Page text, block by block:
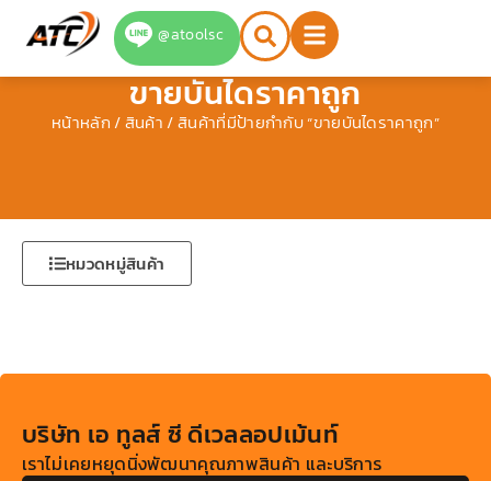
content
@atoolsc
ขายบันไดราคาถูก
หน้าหลัก /สินค้า / สินค้าที่มีป้ายกำกับ “ขายบันไดราคาถูก”
หมวดหมู่สินค้า
บริษัท เอ ทูลส์ ซี ดีเวลลอปเม้นท์
เราไม่เคยหยุดนิ่งพัฒนาคุณภาพสินค้า และบริการ